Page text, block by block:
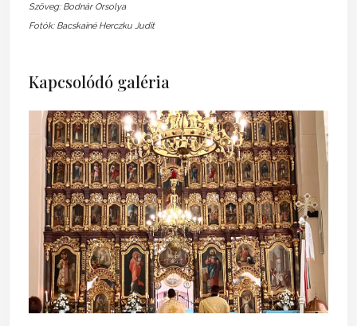
Szöveg: Bodnár Orsolya
Fotók: Bacskainé Herczku Judit
Kapcsolódó galéria